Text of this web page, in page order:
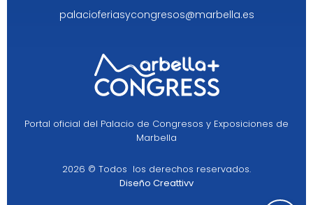
palacioferiasycongresos@marbella.es
Portal oficial del Palacio de Congresos y Exposiciones de
Marbella
2026 © Todos los derechos reservados.
Diseño Creattivv